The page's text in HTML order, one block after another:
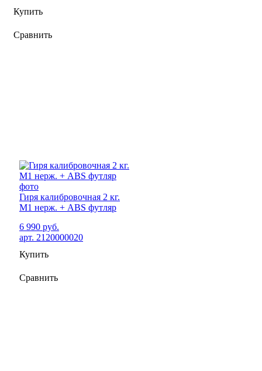
Купить
Сравнить
Гиря калибровочная 2 кг.
М1 нерж. + ABS футляр
6 990 руб.
арт. 2120000020
Купить
Сравнить